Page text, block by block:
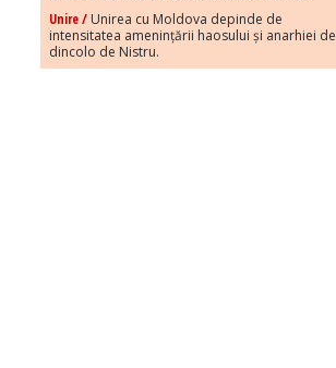
Unire / Unirea cu Moldova depinde de
intensitatea amenințării haosului și anarhiei de
dincolo de Nistru.